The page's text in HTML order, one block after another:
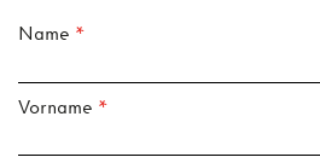
Name
Vorname